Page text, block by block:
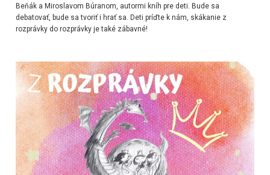
Beňák a Miroslavom Búranom, autormi kníh pre deti. Bude sa
debatovať, bude sa tvoriť i hrať sa. Deti príďte k nám, skákanie z
rozprávky do rozprávky je také zábavné!